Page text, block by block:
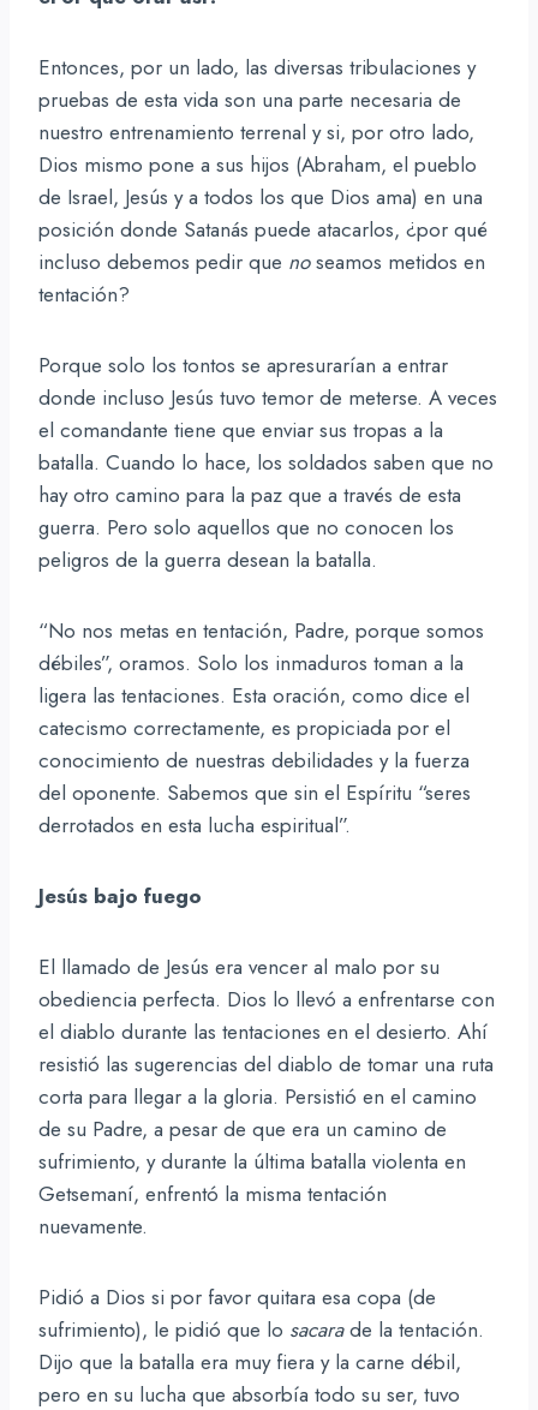
Entonces, por un lado, las diversas tribulaciones y
pruebas de esta vida son una parte necesaria de
nuestro entrenamiento terrenal y si, por otro lado,
Dios mismo pone a sus hijos (Abraham, el pueblo
de Israel, Jesús y a todos los que Dios ama) en una
posición donde Satanás puede atacarlos, ¿por qué
incluso debemos pedir que noseamos metidos en
tentación?
Porque solo los tontos se apresurarían a entrar
donde incluso Jesús tuvo temor de meterse. A veces
el comandante tiene que enviar sus tropas a la
batalla. Cuando lo hace, los soldados saben que no
hay otro camino para la paz que a través de esta
guerra. Pero solo aquellos que no conocen los
peligros de la guerra desean la batalla.
“No nos metas en tentación, Padre, porque somos
débiles”, oramos. Solo los inmaduros toman a la
ligera las tentaciones. Esta oración, como dice el
catecismo correctamente, es propiciada por el
conocimiento de nuestras debilidades y la fuerza
del oponente. Sabemos que sin el Espíritu “seres
derrotados en esta lucha espiritual”.
Jesús bajo fuego
El llamado de Jesús era vencer al malo por su
obediencia perfecta. Dios lo llevó a enfrentarse con
el diablo durante las tentaciones en el desierto. Ahí
resistió las sugerencias del diablo de tomar una ruta
corta para llegar a la gloria. Persistió en el camino
de su Padre, a pesar de que era un camino de
sufrimiento, y durante la última batalla violenta en
Getsemaní, enfrentó la misma tentación
nuevamente.
Pidió a Dios si por favor quitara esa copa (de
sufrimiento), le pidió que lo sacarade la tentación.
Dijo que la batalla era muy fiera y la carne débil,
pero en su lucha que absorbía todo su ser, tuvo